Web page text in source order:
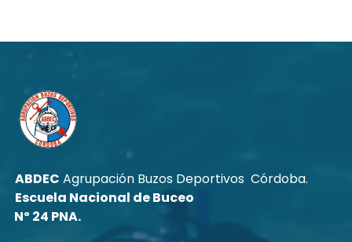
ABDEC Agrupación Buzos Deportivos Córdoba.
Escuela Nacional de Buceo
Nº 24 PNA.